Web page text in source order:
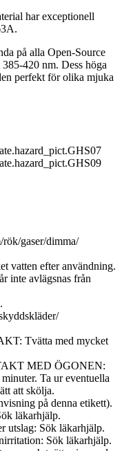
har exceptionell
på alla Open-Source
420 nm. Dess höga
perfekt för olika mjuka
gaser/dimma/
vatten efter användning.
inte avlägsnas från
Tvätta med mycket
MED ÖGONEN:
Ta ur eventuella
att skölja.
på denna etikett).
läkarhjälp.
utslag: Sök läkarhjälp.
Sök läkarhjälp.